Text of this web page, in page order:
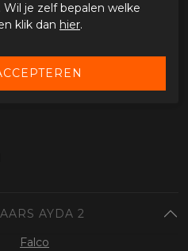
AYDA 2
Falco
je zelf bepalen welke
klik dan hier.